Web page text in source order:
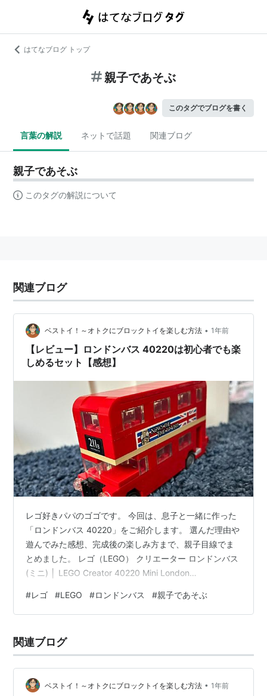
はてなブログ トップ
親子であそぶ
このタグでブログを書く
言葉の解説 ネットで話題 関連ブログ
親子であそぶ
このタグの解説について
関連ブログ
ベストイ！～オトクにブロックトイを楽しむ方法 • 1年前
【レビュー】ロンドンバス 40220は初心者でも楽
しめるセット【感想】
レゴ好きパパのゴゴです。 今回は、息子と一緒に作った
「ロンドンバス 40220」をご紹介します。 選んだ理由や
遊んでみた感想、完成後の楽しみ方まで、親子目線でま
とめました。 レゴ（LEGO） クリエーター ロンドンバス
(ミニ) │ LEGO Creator 40220 Mini London
息子とレゴに挑戦するにあたり、部品が少なく比較的簡
単そうなものを探していました。 店舗で他の商品と比較
もらったこともあり、手始めにちょうど良さそうだと思
い選びました。 作ってみて感じたこ…
#レゴ #LEGO #ロンドンバス #親子であそぶ
関連ブログ
ベストイ！～オトクにブロックトイを楽しむ方法 • 1年前